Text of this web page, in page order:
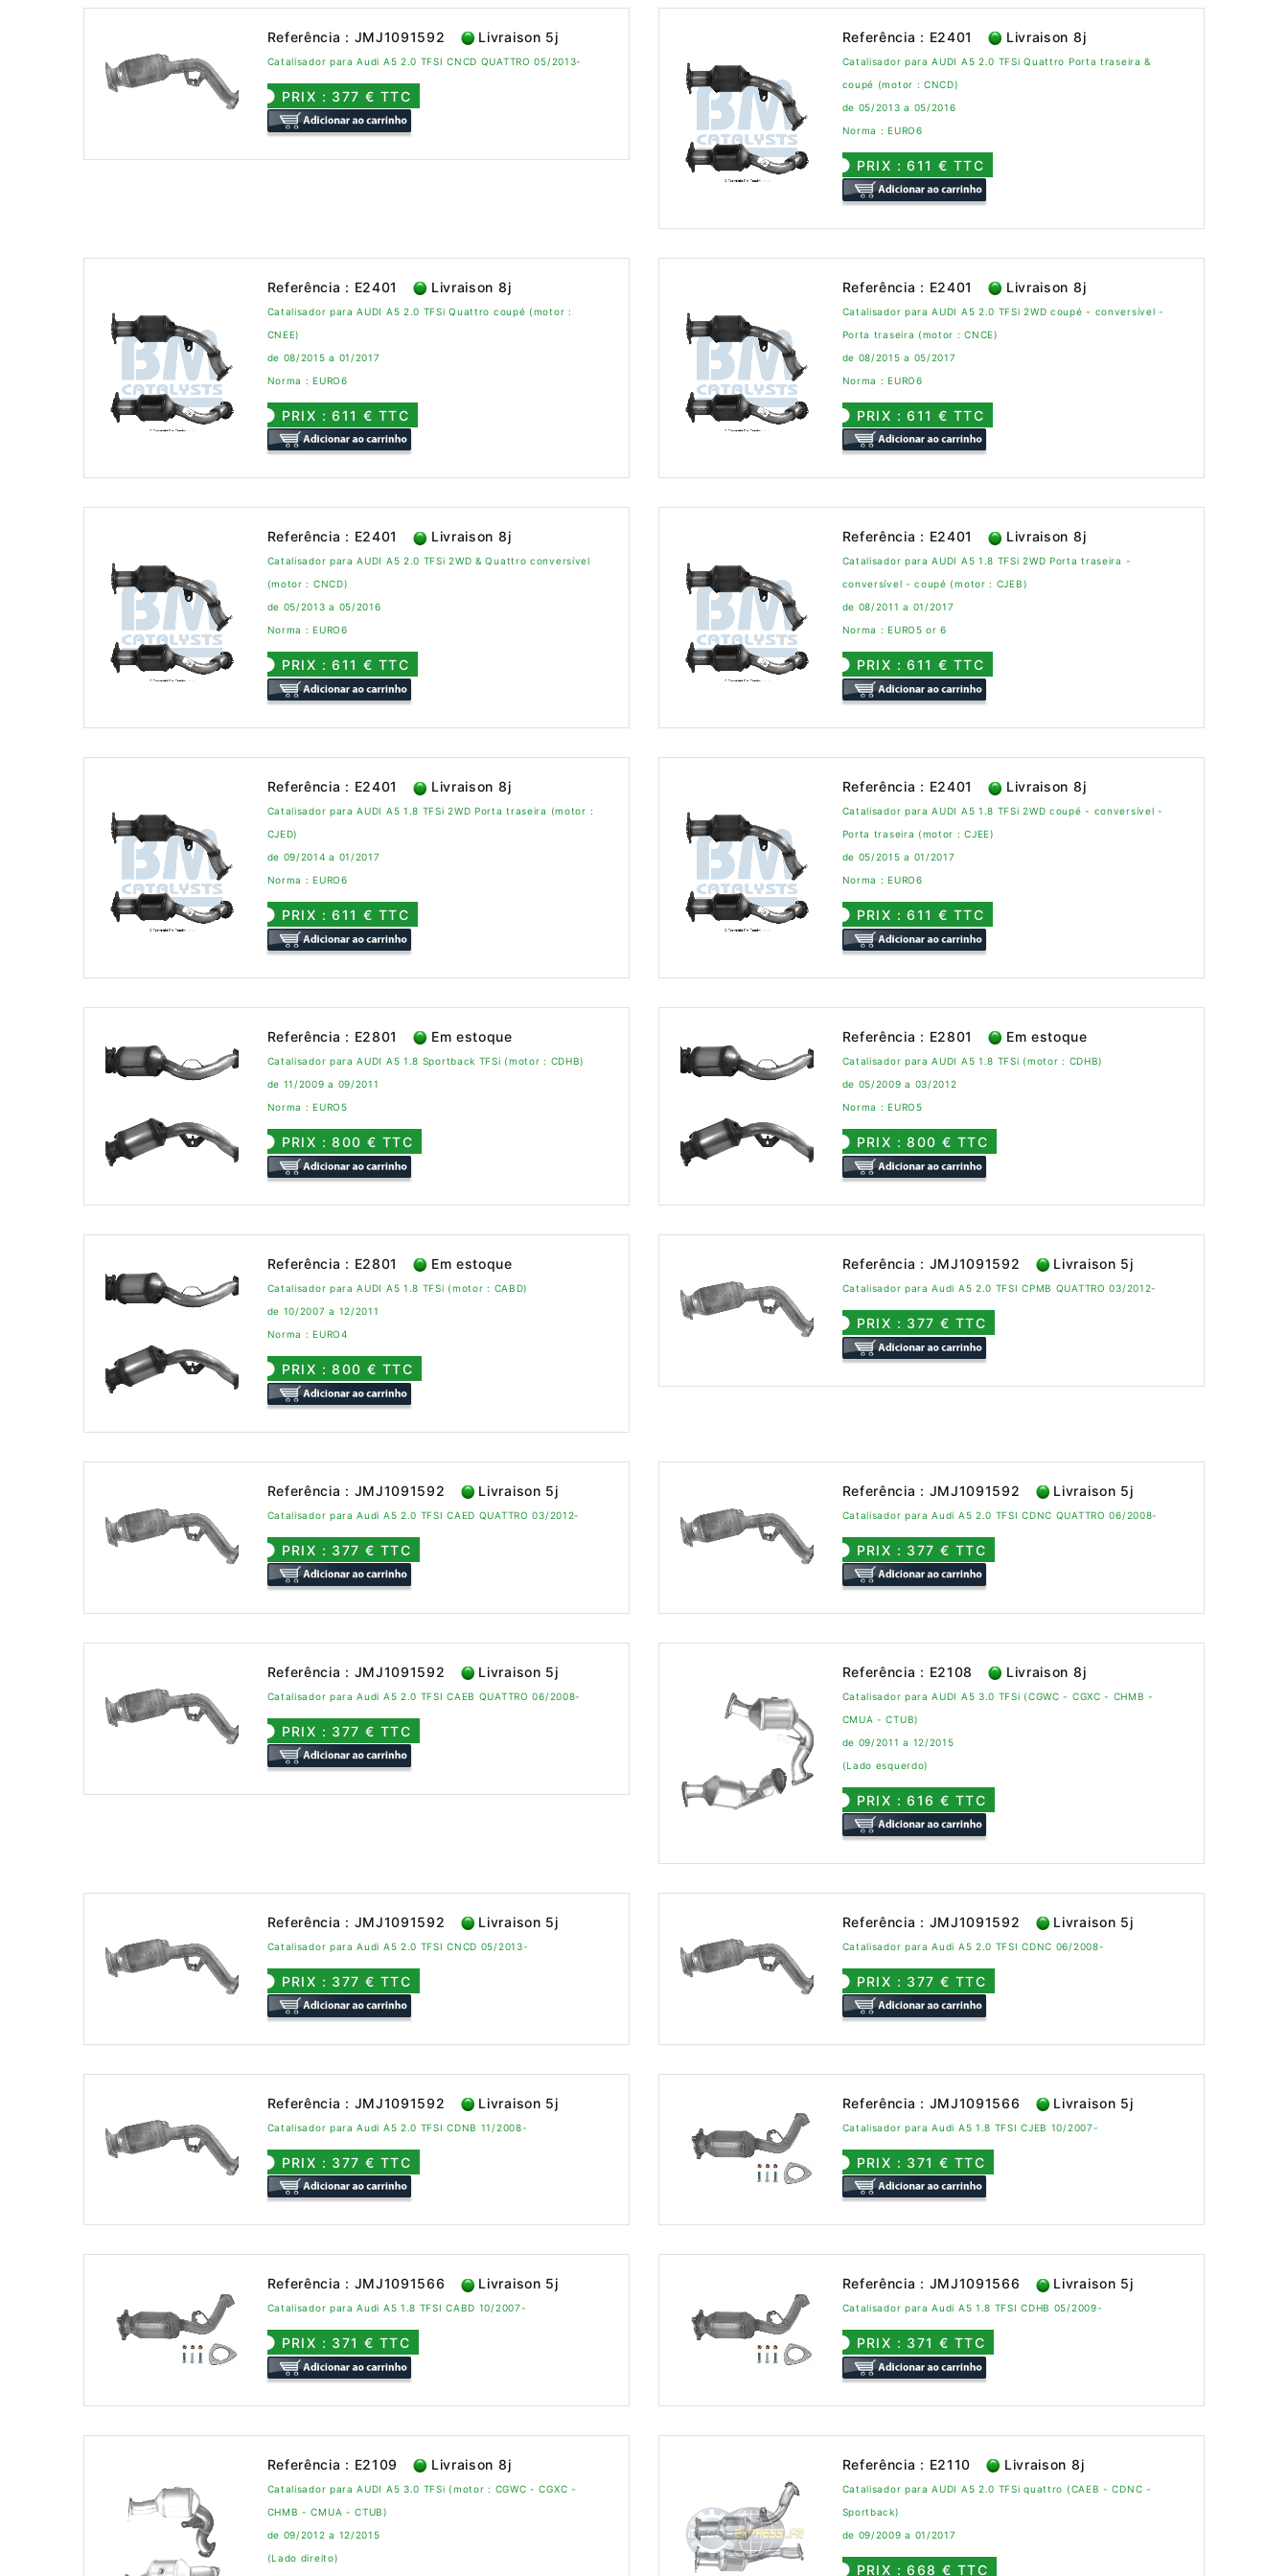
Referência : JMJ1091592 Livraison 5j
Catalisador para Audi A5 2.0 TFSI CNCD QUATTRO 05/2013-
PRIX : 377 € TTC
Referência : E2401 Livraison 8j
Catalisador para AUDI A5 2.0 TFSi Quattro Porta traseira &
coupé (motor : CNCD)
de 05/2013 a 05/2016
Norma : EURO6
PRIX : 611 € TTC
Referência : E2401 Livraison 8j
Catalisador para AUDI A5 2.0 TFSi Quattro coupé (motor :
CNEE)
de 08/2015 a 01/2017
Norma : EURO6
PRIX : 611 € TTC
Referência : E2401 Livraison 8j
Catalisador para AUDI A5 2.0 TFSi 2WD coupé - conversível -
Porta traseira (motor : CNCE)
de 08/2015 a 05/2017
Norma : EURO6
PRIX : 611 € TTC
Referência : E2401 Livraison 8j
Catalisador para AUDI A5 2.0 TFSi 2WD & Quattro conversível
(motor : CNCD)
de 05/2013 a 05/2016
Norma : EURO6
PRIX : 611 € TTC
Referência : E2401 Livraison 8j
Catalisador para AUDI A5 1.8 TFSi 2WD Porta traseira -
conversível - coupé (motor : CJEB)
de 08/2011 a 01/2017
Norma : EURO5 or 6
PRIX : 611 € TTC
Referência : E2401 Livraison 8j
Catalisador para AUDI A5 1.8 TFSi 2WD Porta traseira (motor :
CJED)
de 09/2014 a 01/2017
Norma : EURO6
PRIX : 611 € TTC
Referência : E2401 Livraison 8j
Catalisador para AUDI A5 1.8 TFSi 2WD coupé - conversível -
Porta traseira (motor : CJEE)
de 05/2015 a 01/2017
Norma : EURO6
PRIX : 611 € TTC
Referência : E2801 Em estoque
Catalisador para AUDI A5 1.8 Sportback TFSi (motor : CDHB)
de 11/2009 a 09/2011
Norma : EURO5
PRIX : 800 € TTC
Referência : E2801 Em estoque
Catalisador para AUDI A5 1.8 TFSi (motor : CDHB)
de 05/2009 a 03/2012
Norma : EURO5
PRIX : 800 € TTC
Referência : E2801 Em estoque
Catalisador para AUDI A5 1.8 TFSi (motor : CABD)
de 10/2007 a 12/2011
Norma : EURO4
PRIX : 800 € TTC
Referência : JMJ1091592 Livraison 5j
Catalisador para Audi A5 2.0 TFSI CPMB QUATTRO 03/2012-
PRIX : 377 € TTC
Referência : JMJ1091592 Livraison 5j
Catalisador para Audi A5 2.0 TFSI CAED QUATTRO 03/2012-
PRIX : 377 € TTC
Referência : JMJ1091592 Livraison 5j
Catalisador para Audi A5 2.0 TFSI CDNC QUATTRO 06/2008-
PRIX : 377 € TTC
Referência : JMJ1091592 Livraison 5j
Catalisador para Audi A5 2.0 TFSI CAEB QUATTRO 06/2008-
PRIX : 377 € TTC
Referência : E2108 Livraison 8j
Catalisador para AUDI A5 3.0 TFSi (CGWC - CGXC - CHMB -
CMUA - CTUB)
de 09/2011 a 12/2015
(Lado esquerdo)
PRIX : 616 € TTC
Referência : JMJ1091592 Livraison 5j
Catalisador para Audi A5 2.0 TFSI CNCD 05/2013-
PRIX : 377 € TTC
Referência : JMJ1091592 Livraison 5j
Catalisador para Audi A5 2.0 TFSI CDNC 06/2008-
PRIX : 377 € TTC
Referência : JMJ1091592 Livraison 5j
Catalisador para Audi A5 2.0 TFSI CDNB 11/2008-
PRIX : 377 € TTC
Referência : JMJ1091566 Livraison 5j
Catalisador para Audi A5 1.8 TFSI CJEB 10/2007-
PRIX : 371 € TTC
Referência : JMJ1091566 Livraison 5j
Catalisador para Audi A5 1.8 TFSI CABD 10/2007-
PRIX : 371 € TTC
Referência : JMJ1091566 Livraison 5j
Catalisador para Audi A5 1.8 TFSI CDHB 05/2009-
PRIX : 371 € TTC
Referência : E2109 Livraison 8j
Catalisador para AUDI A5 3.0 TFSi (motor : CGWC - CGXC -
CHMB - CMUA - CTUB)
de 09/2012 a 12/2015
(Lado direito)
Referência : E2110 Livraison 8j
Catalisador para AUDI A5 2.0 TFSi quattro (CAEB - CDNC -
Sportback)
de 09/2009 a 01/2017
PRIX : 668 € TTC